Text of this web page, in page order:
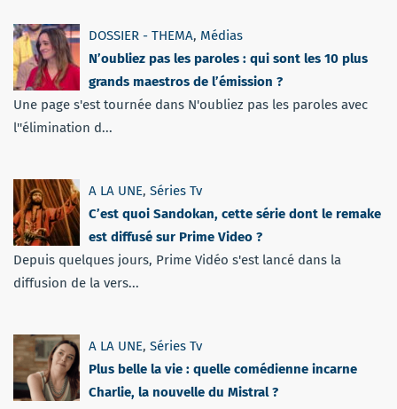
DOSSIER - THEMA, Médias
N’oubliez pas les paroles : qui sont les 10 plus
grands maestros de l’émission ?
Une page s'est tournée dans N'oubliez pas les paroles avec
l''élimination d...
A LA UNE, Séries Tv
C’est quoi Sandokan, cette série dont le remake
est diffusé sur Prime Video ?
Depuis quelques jours, Prime Vidéo s'est lancé dans la
diffusion de la vers...
A LA UNE, Séries Tv
Plus belle la vie : quelle comédienne incarne
Charlie, la nouvelle du Mistral ?